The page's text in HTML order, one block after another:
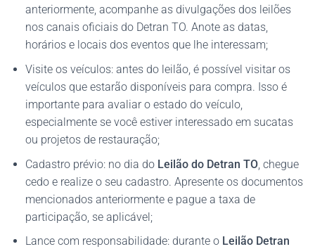
anteriormente, acompanhe as divulgações dos leilões
nos canais oficiais do Detran TO. Anote as datas,
horários e locais dos eventos que lhe interessam;
Visite os veículos: antes do leilão, é possível visitar os
veículos que estarão disponíveis para compra. Isso é
importante para avaliar o estado do veículo,
especialmente se você estiver interessado em sucatas
ou projetos de restauração;
Cadastro prévio: no dia do Leilão do Detran TO, chegue
cedo e realize o seu cadastro. Apresente os documentos
mencionados anteriormente e pague a taxa de
participação, se aplicável;
Lance com responsabilidade: durante o Leilão Detran